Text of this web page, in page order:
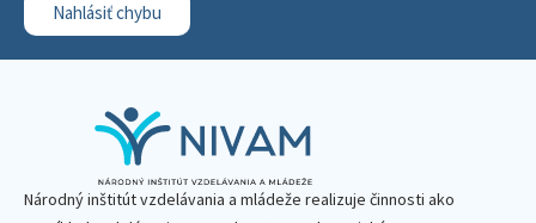
Nahlásiť chybu
Národný inštitút vzdelávania a mládeže realizuje činnosti ako